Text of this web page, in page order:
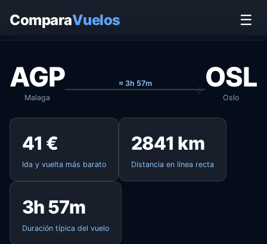
ComparaVuelos ☰
AGP
Malaga
≈ 3h 57m OSL
Oslo
41 €
Ida y vuelta más barato
2841 km
Distancia en línea recta
3h 57m
Duración típica del vuelo